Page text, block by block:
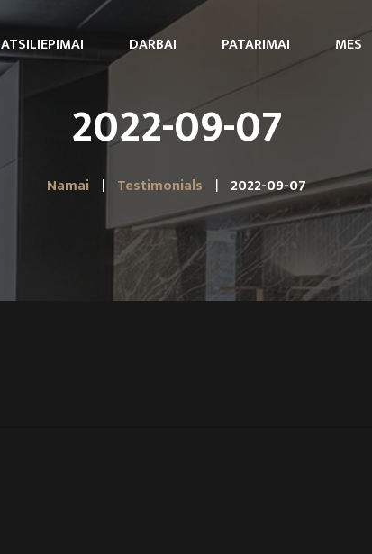
ATSILIEPIMAI DARBAI PATARIMAI MES
2022-09-07
Namai Testimonials 2022-09-07